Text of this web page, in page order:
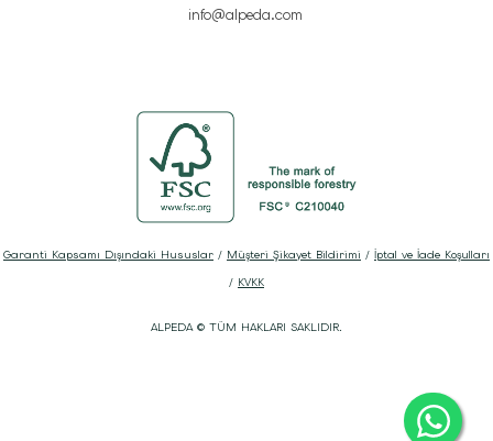
info@alpeda.com
ALPEDA © TÜM HAKLARI SAKLIDIR.
Garanti Kapsamı Dışındaki Hususlar / Müşteri Şikayet Bildirimi / İptal ve İade Koşulları
/ KVKK